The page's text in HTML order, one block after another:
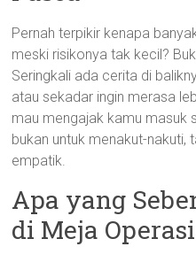
Pernah terpikir kenapa
meski risikonya tak kecil?
Seringkali ada cerita di
atau sekadar ingin merasa
mau mengajak kamu masuk
bukan untuk menakut-nakuti,
empatik.
Apa yang
di Meja Operasi